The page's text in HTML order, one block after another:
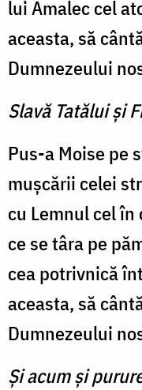
lui Amalec cel
aceasta, să
Dumnezeului
Slavă Tatălui şi
Pus-a Moise pe
muşcării celei
cu Lemnul cel
ce se târa pe
cea potrivnică
aceasta, să
Dumnezeului
Şi acum şi